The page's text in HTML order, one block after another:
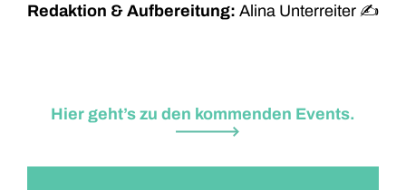
Redaktion & Aufbereitung: Alina Unterreiter ✍
Hier geht’s zu den kommenden Events.